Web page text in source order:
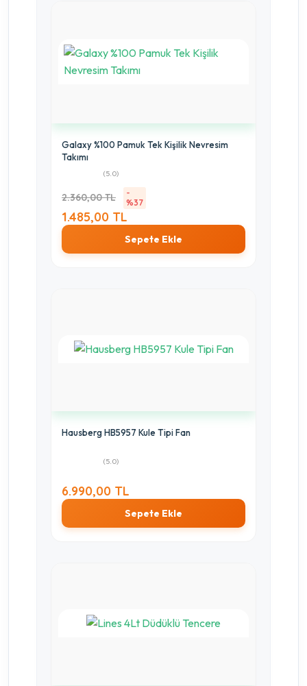
Galaxy %100 Pamuk Tek Kişilik Nevresim
Takımı
(5.0)
2.360,00 TL
-
%37
1.485,00 TL
Sepete Ekle
Hausberg HB5957 Kule Tipi Fan
(5.0)
6.990,00 TL
Sepete Ekle